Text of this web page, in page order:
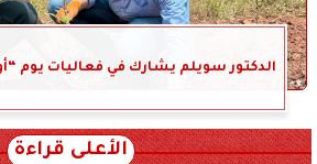
الدكتور سويلم يشارك في فعاليات يوم
الأعلى قراءة